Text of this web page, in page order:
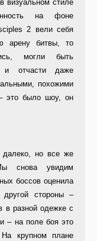
визуальном стиле
на фоне
2 вели себя
арену битвы, то
могли быть
и отчасти даже
похожими
это было шоу, он
далеко, но все же
снова увидим
боссов оценила
стороны –
в разной одежке с
– на поле боя это
На крупном плане